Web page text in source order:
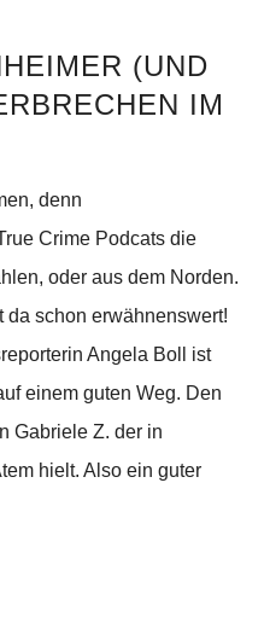
(UND
IM
denn
Crime Podcats die
oder aus dem Norden.
schon erwähnenswert!
Angela Boll ist
einem guten Weg. Den
Gabriele Z. der in
hielt. Also ein guter